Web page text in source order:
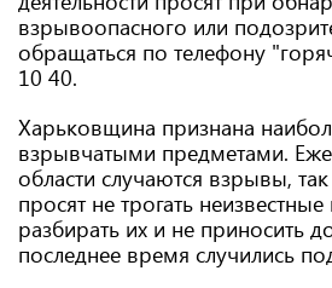
взрывоопасного или
обращаться по телефону
10 40.
Харьковщина признана
взрывчатыми предметами.
области случаются взрывы, так
просят не трогать
разбирать их и не приносить
последнее время случились